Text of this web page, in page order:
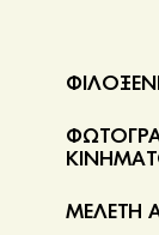
ΜΕΛΕΤΗ